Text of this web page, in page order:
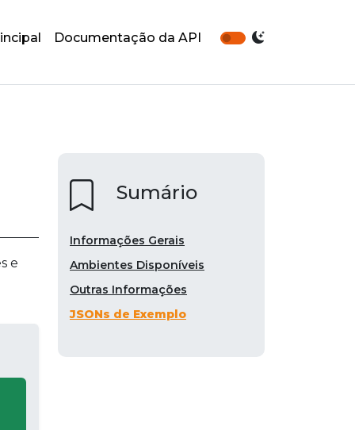
Documentação da API
e
Sumário
Informações Gerais
Ambientes Disponíveis
Outras Informações
JSONs de Exemplo